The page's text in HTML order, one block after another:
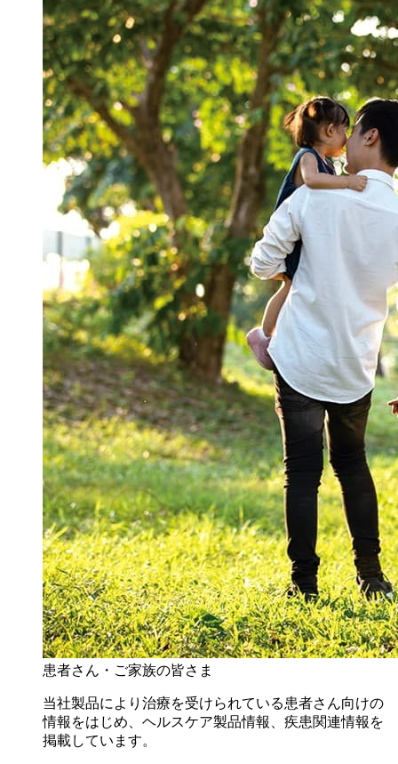
患者さん・ご家族の皆さま
当社製品により治療を受けられている患者さん向けの
情報をはじめ、ヘルスケア製品情報、疾患関連情報を
掲載しています。